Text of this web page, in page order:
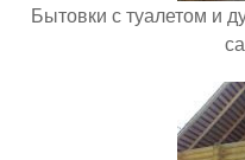
Бытовки с туалетом и